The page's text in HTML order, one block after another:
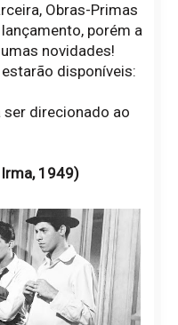
Obras-Primas
porém a
novidades!
disponíveis:
direcionado ao
1949)